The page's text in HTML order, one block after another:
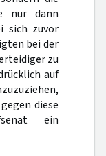
nur dann
sich zuvor
bei der
zu
auf
diese
ein